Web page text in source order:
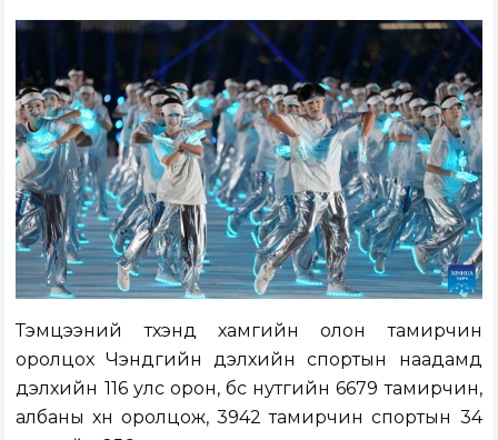
Тэмцээний түүхэнд хамгийн олон тамирчин
оролцох Чэндүгийн дэлхийн спортын наадамд
дэлхийн 116 улс орон, бүс нутгийн 6679 тамирчин,
албаны хүн оролцож, 3942 тамирчин спортын 34